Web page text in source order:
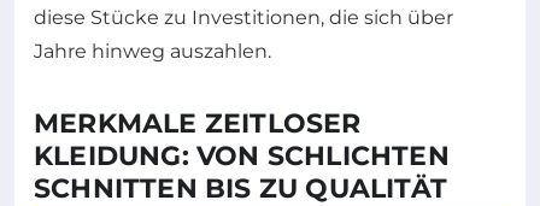
diese Stücke zu Investitionen, die sich über
Jahre hinweg auszahlen.
MERKMALE ZEITLOSER
KLEIDUNG: VON SCHLICHTEN
SCHNITTEN BIS ZU QUALITÄT